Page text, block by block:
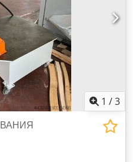
1 /3